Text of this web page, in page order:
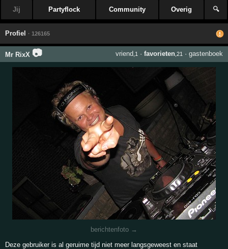
Jij Partyflock Community Overig 🔍
Profiel · 126165
Mr RixX 📷 vriend ,1 · favorieten,21 · gastenboek
berichtenfoto →
Deze gebruiker is al geruime tijd niet meer langsgeweest en staat